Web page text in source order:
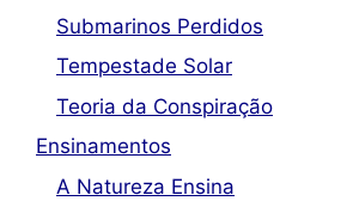
Submarinos Perdidos
Tempestade Solar
Teoria da Conspiração
Ensinamentos
A Natureza Ensina